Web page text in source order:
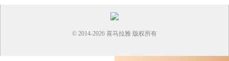
© 2014-2026 喜马拉雅 版权所有